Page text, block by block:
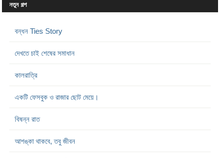
নতুন গল্প
বন্ধন Ties Story
দেখতে চাই শেষের সমাধান
কালরাত্রি
একটি ফেসবুক ও রাজার ছোট মেয়ে।
বিষন্ন রাত
আশঙ্কা থাকবে, তবু জীবন